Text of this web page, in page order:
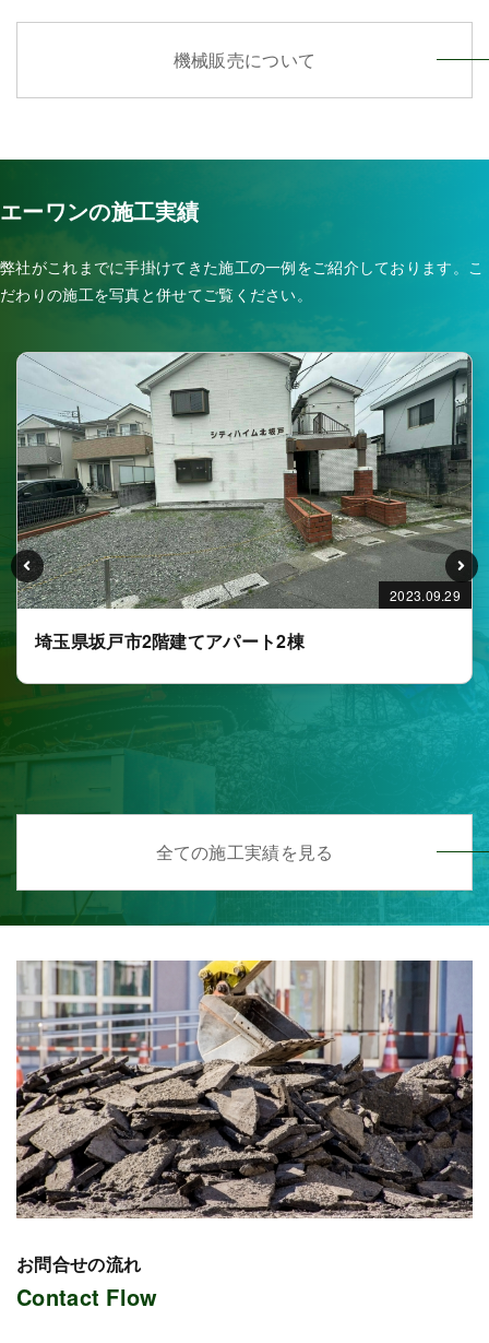
機械販売について
エーワンの施工実績
弊社がこれまでに手掛けてきた施工の一例をご紹介しております。こ
だわりの施工を写真と併せてご覧ください。
2023.09.29
埼玉県坂戸市2階建てアパート2棟
全ての施工実績を見る
お問合せの流れ
Contact Flow